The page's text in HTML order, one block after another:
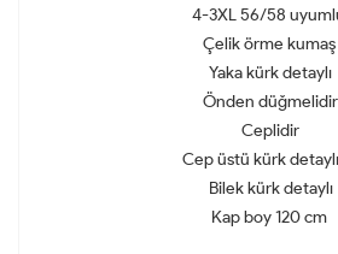
4-3XL 56/58
Çelik örme kumaş
Yaka kürk detaylı
Önden düğmelidir
Ceplidir
Cep üstü kürk
Bilek kürk detaylı
Kap boy 120 cm